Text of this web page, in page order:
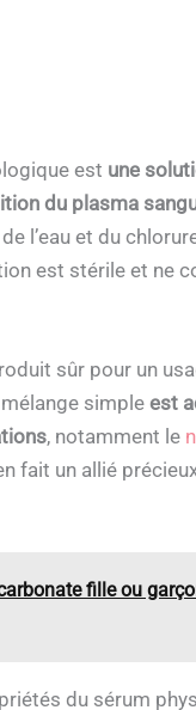
est une
du plasma
l’eau et du
est stérile et ne
sûr pour un
simple est
, notamment le
fait un allié
fille ou
du sérum